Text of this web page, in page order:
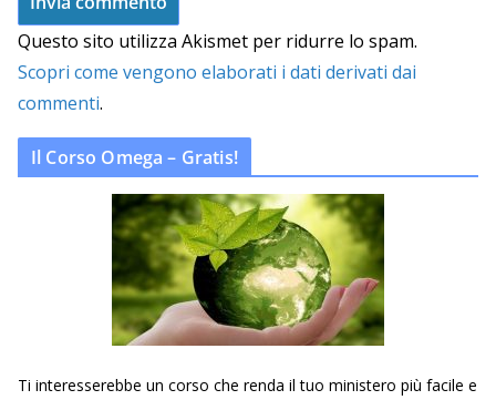
Questo sito utilizza Akismet per ridurre lo spam.
Scopri come vengono elaborati i dati derivati dai
commenti.
Il Corso Omega – Gratis!
Ti interesserebbe un corso che renda il tuo ministero più facile e